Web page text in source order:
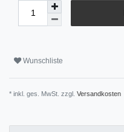
Wunschliste
* inkl. ges. MwSt. zzgl. Versandkosten